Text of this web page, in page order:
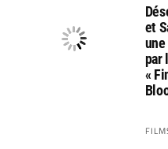
et
par
«